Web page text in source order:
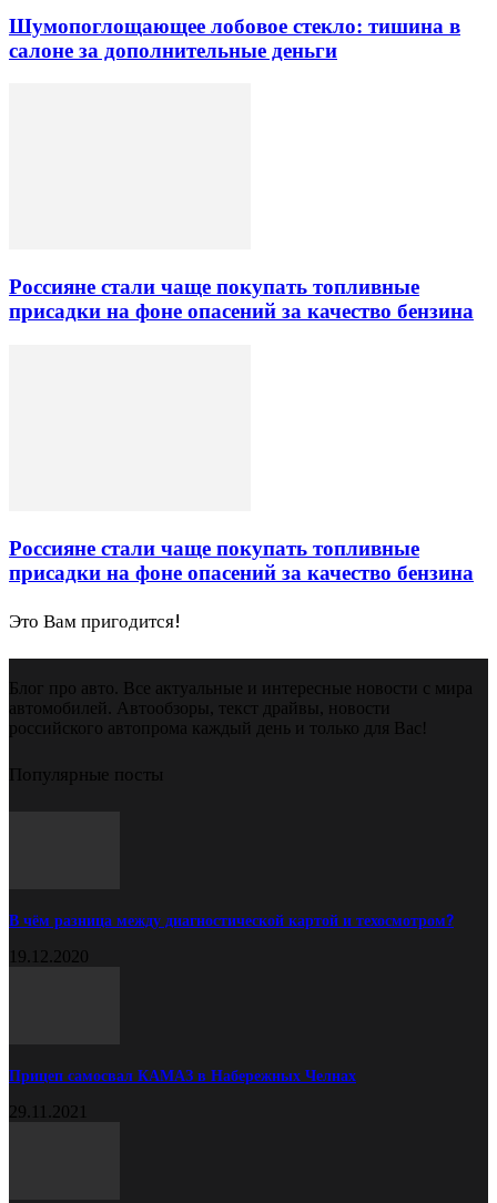
Шумопоглощающее лобовое стекло: тишина в
салоне за дополнительные деньги
Россияне стали чаще покупать топливные
присадки на фоне опасений за качество бензина
Россияне стали чаще покупать топливные
присадки на фоне опасений за качество бензина
Это Вам пригодится!
Блог про авто. Все актуальные и интересные новости с мира
автомобилей. Автообзоры, текст драйвы, новости
российского автопрома каждый день и только для Вас!
Популярные посты
В чём разница между диагностической картой и техосмотром?
19.12.2020
Прицеп самосвал КАМАЗ в Набережных Челнах
29.11.2021